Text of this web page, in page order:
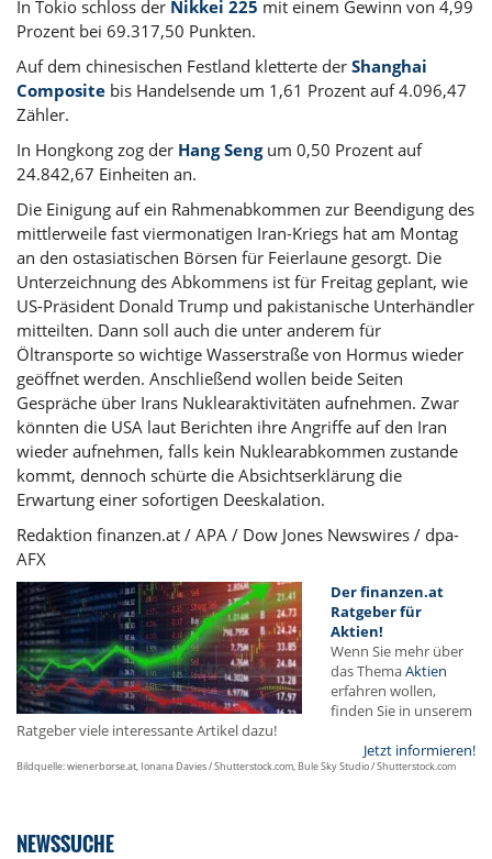
In Tokio schloss der Nikkei 225 mit einem Gewinn von 4,99
Prozent bei 69.317,50 Punkten.
Auf dem chinesischen Festland kletterte der Shanghai
Composite bis Handelsende um 1,61 Prozent auf 4.096,47
Zähler.
In Hongkong zog der Hang Sengum 0,50 Prozent auf
24.842,67 Einheiten an.
Die Einigung auf ein Rahmenabkommen zur Beendigung des
mittlerweile fast viermonatigen Iran-Kriegs hat am Montag
an den ostasiatischen Börsen für Feierlaune gesorgt. Die
Unterzeichnung des Abkommens ist für Freitag geplant, wie
US-Präsident Donald Trump und pakistanische Unterhändler
mitteilten. Dann soll auch die unter anderem für
Öltransporte so wichtige Wasserstraße von Hormus wieder
geöffnet werden. Anschließend wollen beide Seiten
Gespräche über Irans Nuklearaktivitäten aufnehmen. Zwar
könnten die USA laut Berichten ihre Angriffe auf den Iran
wieder aufnehmen, falls kein Nuklearabkommen zustande
kommt, dennoch schürte die Absichtserklärung die
Erwartung einer sofortigen Deeskalation.
Redaktion finanzen.at / APA / Dow Jones Newswires / dpa-
AFX
Der finanzen.at
Ratgeber für
Aktien!
Wenn Sie mehr über
das ThemaAktien
erfahren wollen,
finden Sie in unserem
Ratgeber viele interessante Artikel dazu!
Jetzt informieren!
Bildquelle: wienerborse.at, Ionana Davies / Shutterstock.com, Bule Sky Studio / Shutterstock.com
NEWSSUCHE